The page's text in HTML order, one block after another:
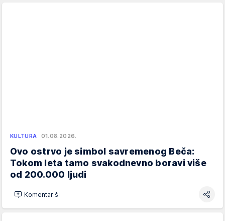
KULTURA 01.08.2026.
Ovo ostrvo je simbol savremenog Beča:
Tokom leta tamo svakodnevno boravi više
od 200.000 ljudi
Komentariši